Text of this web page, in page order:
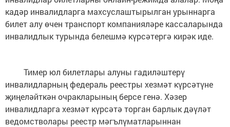
кадәр инвалидларга махсуслаштырылган урыннарга
билет алу өчен транспорт компанияләре кассаларында
инвалидлык турында белешмә күрсәтергә кирәк иде.
Тимер юл билетлары алуны гадиләштерү
инвалидларның федераль реестры хезмәт күрсәтүне
җиңеләйткән очракларының берсе генә. Хәзер
инвалидларга хезмәт күрсәтә торган барлык дәүләт
ведомстволары реестр мәгълүматларыннан